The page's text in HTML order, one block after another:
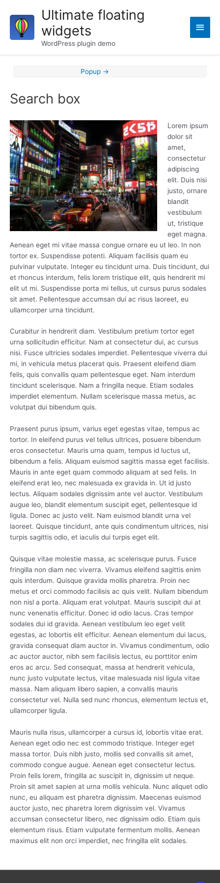
content
Ultimate floating
widgets
WordPress plugin demo
Main
Search box
Lorem ipsum
dolor sit
amet,
consectetur
adipiscing
elit. Duis nisi
justo, ornare
blandit
vestibulum
ut, tristique
eget magna.
Aenean eget mi vitae massa congue ornare eu ut leo. In non
tortor ex. Suspendisse potenti. Aliquam facilisis quam eu
pulvinar vulputate. Integer eu tincidunt urna. Duis tincidunt, dui
et rhoncus interdum, felis lorem tristique elit, quis hendrerit mi
elit ut mi. Suspendisse porta mi tellus, ut cursus purus sodales
sit amet. Pellentesque accumsan dui ac risus laoreet, eu
ullamcorper urna tincidunt.
Curabitur in hendrerit diam. Vestibulum pretium tortor eget
urna sollicitudin efficitur. Nam at consectetur dui, ac cursus
nisi. Fusce ultricies sodales imperdiet. Pellentesque viverra dui
mi, in vehicula metus placerat quis. Praesent eleifend diam
felis, quis convallis quam pellentesque eget. Nam interdum
tincidunt scelerisque. Nam a fringilla neque. Etiam sodales
imperdiet elementum. Nullam scelerisque massa metus, ac
volutpat dui bibendum quis.
Praesent purus ipsum, varius eget egestas vitae, tempus ac
tortor. In eleifend purus vel tellus ultrices, posuere bibendum
eros consectetur. Mauris urna quam, tempus id luctus ut,
bibendum a felis. Aliquam euismod sagittis massa eget facilisis.
Mauris in ante eget quam commodo aliquam at sed felis. In
eleifend erat leo, nec malesuada ex gravida in. Ut id justo
lectus. Aliquam sodales dignissim ante vel auctor. Vestibulum
augue leo, blandit elementum suscipit eget, pellentesque id
ligula. Donec ac justo velit. Nam euismod blandit urna vel
laoreet. Quisque tincidunt, ante quis condimentum ultrices, nisi
turpis sagittis odio, et iaculis dui turpis eget elit.
Quisque vitae molestie massa, ac scelerisque purus. Fusce
fringilla non diam nec viverra. Vivamus eleifend sagittis enim
quis interdum. Quisque gravida mollis pharetra. Proin nec
metus et orci commodo facilisis ac quis velit. Nullam bibendum
non nisl a porta. Aliquam erat volutpat. Mauris suscipit dui at
nunc venenatis efficitur. Donec id odio lacus. Cras tempor
sodales dui id gravida. Aenean vestibulum leo eget velit
egestas, ac lobortis elit efficitur. Aenean elementum dui lacus,
gravida consequat diam auctor in. Vivamus condimentum, odio
ac auctor auctor, nibh sem facilisis lectus, eu porttitor enim
eros ac arcu. Sed consequat, massa at hendrerit vehicula,
nunc justo vulputate lectus, vitae malesuada nisl ligula vitae
massa. Nam aliquam libero sapien, a convallis mauris
consectetur vel. Nulla sed nunc rhoncus, elementum lectus et,
ullamcorper ligula.
Mauris nulla risus, ullamcorper a cursus id, lobortis vitae erat.
Aenean eget odio nec est commodo tristique. Integer eget
massa tortor. Duis nibh justo, mollis sed convallis sit amet,
commodo congue augue. Aenean eget consectetur lectus.
Proin felis lorem, fringilla ac suscipit in, dignissim ut neque.
Proin sit amet sapien at urna mollis vehicula. Nunc aliquet odio
nunc, eu aliquam est pharetra dignissim. Maecenas euismod
auctor justo, nec pharetra lorem dignissim vel. Vivamus
accumsan consectetur libero, nec dignissim odio. Etiam quis
elementum risus. Etiam vulputate fermentum mollis. Aenean
maximus elit non orci imperdiet, nec fringilla elit sodales.
Popup →